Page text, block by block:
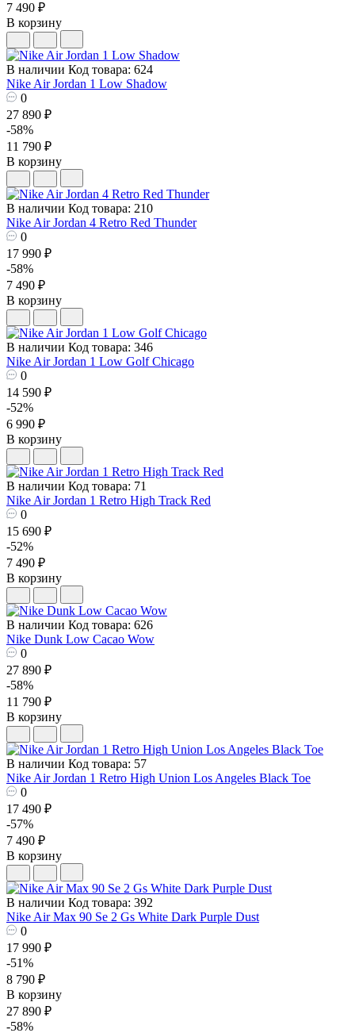
7 490 ₽
В корзину
В наличии Код товара: 624
Nike Air Jordan 1 Low Shadow
0
27 890 ₽
-58%
11 790 ₽
В корзину
В наличии Код товара: 210
Nike Air Jordan 4 Retro Red Thunder
0
17 990 ₽
-58%
7 490 ₽
В корзину
В наличии Код товара: 346
Nike Air Jordan 1 Low Golf Chicago
0
14 590 ₽
-52%
6 990 ₽
В корзину
В наличии Код товара: 71
Nike Air Jordan 1 Retro High Track Red
0
15 690 ₽
-52%
7 490 ₽
В корзину
В наличии Код товара: 626
Nike Dunk Low Cacao Wow
0
27 890 ₽
-58%
11 790 ₽
В корзину
В наличии Код товара: 57
Nike Air Jordan 1 Retro High Union Los Angeles Black Toe
0
17 490 ₽
-57%
7 490 ₽
В корзину
В наличии Код товара: 392
Nike Air Max 90 Se 2 Gs White Dark Purple Dust
0
17 990 ₽
-51%
8 790 ₽
В корзину
27 890 ₽
-58%